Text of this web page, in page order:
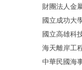
財團法人金
國立成功大
國立高雄科
海天離岸工
中華民國海